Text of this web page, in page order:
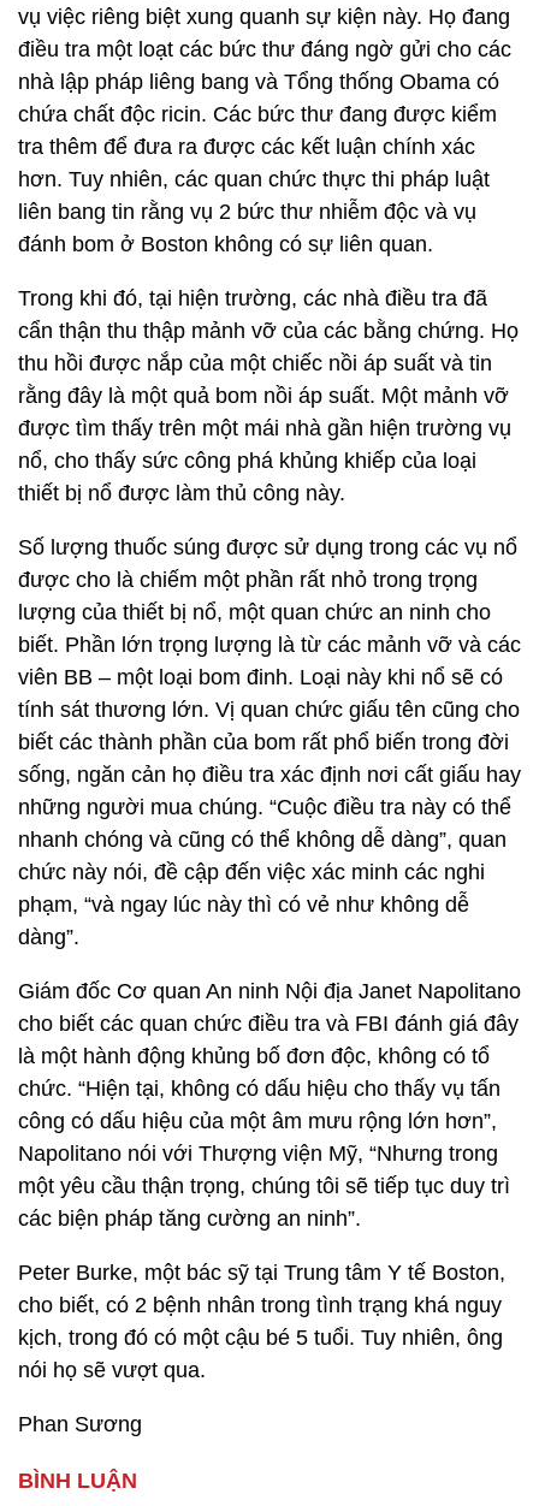
vụ việc riêng biệt xung quanh sự kiện này. Họ đang
điều tra một loạt các bức thư đáng ngờ gửi cho các
nhà lập pháp liêng bang và Tổng thống Obama có
chứa chất độc ricin. Các bức thư đang được kiểm
tra thêm để đưa ra được các kết luận chính xác
hơn. Tuy nhiên, các quan chức thực thi pháp luật
liên bang tin rằng vụ 2 bức thư nhiễm độc và vụ
đánh bom ở Boston không có sự liên quan.
Trong khi đó, tại hiện trường, các nhà điều tra đã
cẩn thận thu thập mảnh vỡ của các bằng chứng. Họ
thu hồi được nắp của một chiếc nồi áp suất và tin
rằng đây là một quả bom nồi áp suất. Một mảnh vỡ
được tìm thấy trên một mái nhà gần hiện trường vụ
nổ, cho thấy sức công phá khủng khiếp của loại
thiết bị nổ được làm thủ công này.
Số lượng thuốc súng được sử dụng trong các vụ nổ
được cho là chiếm một phần rất nhỏ trong trọng
lượng của thiết bị nổ, một quan chức an ninh cho
biết. Phần lớn trọng lượng là từ các mảnh vỡ và các
viên BB – một loại bom đinh. Loại này khi nổ sẽ có
tính sát thương lớn. Vị quan chức giấu tên cũng cho
biết các thành phần của bom rất phổ biến trong đời
sống, ngăn cản họ điều tra xác định nơi cất giấu hay
những người mua chúng. “Cuộc điều tra này có thể
nhanh chóng và cũng có thể không dễ dàng”, quan
chức này nói, đề cập đến việc xác minh các nghi
phạm, “và ngay lúc này thì có vẻ như không dễ
dàng”.
Giám đốc Cơ quan An ninh Nội địa Janet Napolitano
cho biết các quan chức điều tra và FBI đánh giá đây
là một hành động khủng bố đơn độc, không có tổ
chức. “Hiện tại, không có dấu hiệu cho thấy vụ tấn
công có dấu hiệu của một âm mưu rộng lớn hơn”,
Napolitano nói với Thượng viện Mỹ, “Nhưng trong
một yêu cầu thận trọng, chúng tôi sẽ tiếp tục duy trì
các biện pháp tăng cường an ninh”.
Peter Burke, một bác sỹ tại Trung tâm Y tế Boston,
cho biết, có 2 bệnh nhân trong tình trạng khá nguy
kịch, trong đó có một cậu bé 5 tuổi. Tuy nhiên, ông
nói họ sẽ vượt qua.
Phan Sương